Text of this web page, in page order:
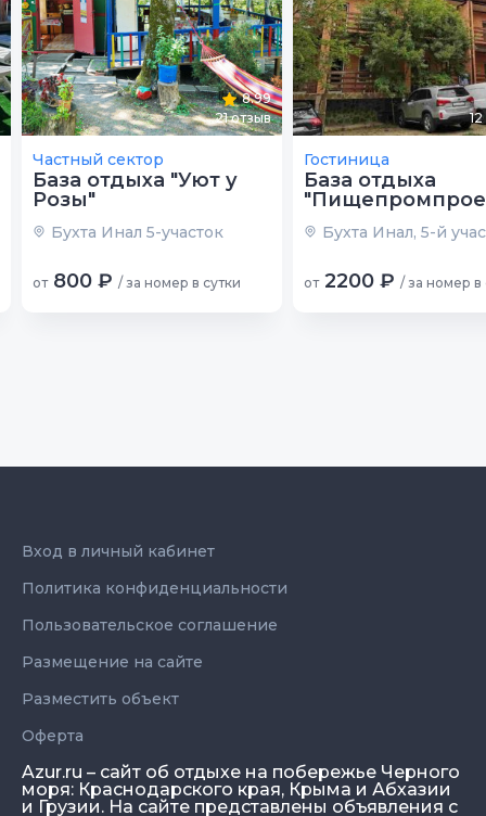
8.99
21отзыв
Частный сектор
База отдыха "Уют у
Розы"
Бухта Инал 5-участок
от 800 ₽ / за номер в сутки
12
Гостиница
База отдыха
Бухта Инал, 5-й
от 2200 ₽ / за номер в
Azur.ru – сайт об отдыхе на побережье Черного
моря: Краснодарского края, Крыма и Абхазии
и Грузии. На сайте представлены объявления с
Вход в личный кабинет
Политика конфиденциальности
Пользовательское соглашение
Размещение на сайте
Разместить объект
Оферта